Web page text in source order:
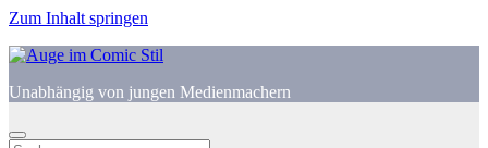
Zum Inhalt springen
Unabhängig von jungen Medienmachern